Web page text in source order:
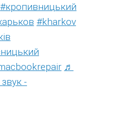
#кропивницький
#kharkov
♬
-